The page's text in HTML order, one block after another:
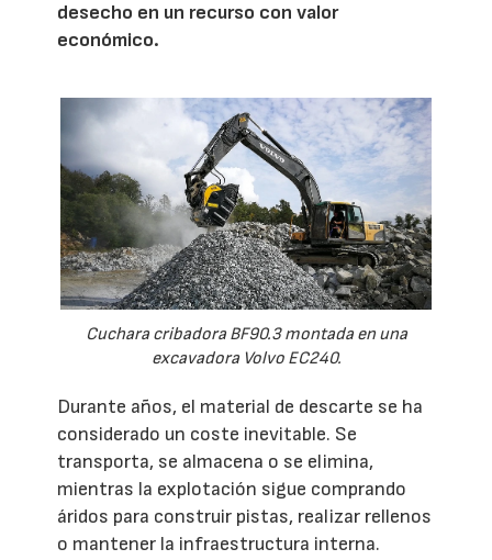
desecho en un recurso con valor
económico.
Cuchara cribadora BF90.3 montada en una
excavadora Volvo EC240.
Durante años, el material de descarte se ha
considerado un coste inevitable. Se
transporta, se almacena o se elimina,
mientras la explotación sigue comprando
áridos para construir pistas, realizar rellenos
o mantener la infraestructura interna.